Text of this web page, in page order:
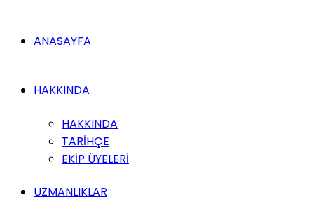
ANASAYFA
HAKKINDA
HAKKINDA
TARİHÇE
EKİP ÜYELERİ
UZMANLIKLAR